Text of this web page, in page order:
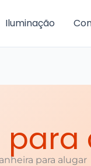
Iluminação
para alugar